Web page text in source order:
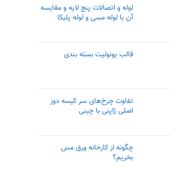
لوله و اتصالات پنج لایه و مقایسه
آن با لوله مسی و لوله پلیکا
قالب یونولیت بسته بندی
تفاوت چرخ‌های سر کیسه دوز
اصلی ژاپنی با چینی
چگونه از کارخانه ورق مس
بخریم؟